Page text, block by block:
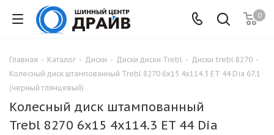
0
Главная - Каталог - Диски - Диски диски Trebl - Диски trebl 8270 -
Колесный диск штампованный Trebl 8270 6x15 4x114.3 ET 44 Dia 67.1
(черный глянцевый)
Колесный диск штампованный
Trebl 8270 6x15 4x114.3 ET 44 Dia